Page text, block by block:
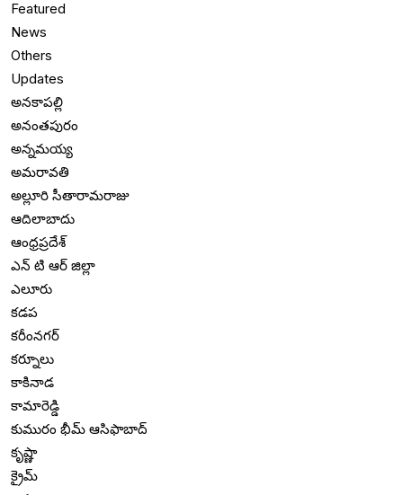
Featured
News
Others
Updates
అనకాపల్లి
అనంతపురం
అన్నమయ్య
అమరావతి
అల్లూరి సీతారామరాజు
ఆదిలాబాదు
ఆంధ్రప్రదేశ్
ఎన్ టి ఆర్ జిల్లా
ఎలూరు
కడప
కరీంనగర్
కర్నూలు
కాకినాడ
కామారెడ్డి
కుమురం భీమ్ ఆసిఫాబాద్
కృష్ణా
క్రైమ్